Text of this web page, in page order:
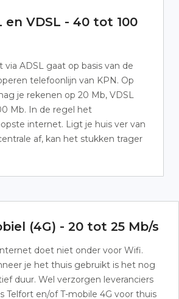
en VDSL - 40 tot 100
via ADSL gaat op basis van de
telefoonlijn van KPN. Op
je rekenen op 20 Mb, VDSL
Mb. In de regel het
internet. Ligt je huis ver van
af, kan het stukken trager
(4G) - 20 tot 25 Mb/s
doet niet onder voor Wifi.
je het thuis gebruikt is het nog
duur. Wel verzorgen leveranciers
Telfort en/of T-mobile 4G voor thuis